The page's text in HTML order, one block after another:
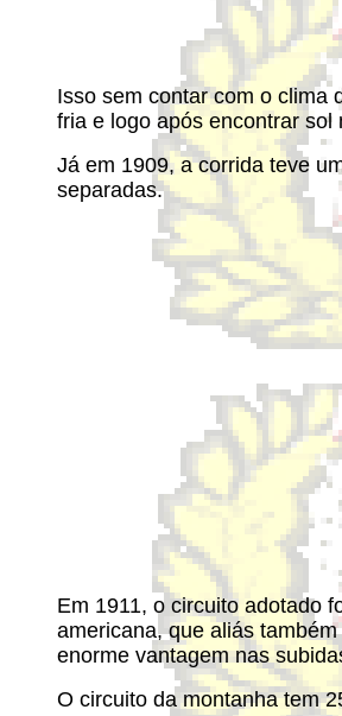
Isso sem contar com o clima
fria e logo após encontrar sol
Já em 1909, a corrida teve
separadas.
Em 1911, o circuito adotado
americana, que aliás
enorme vantagem nas
O circuito da montanha tem